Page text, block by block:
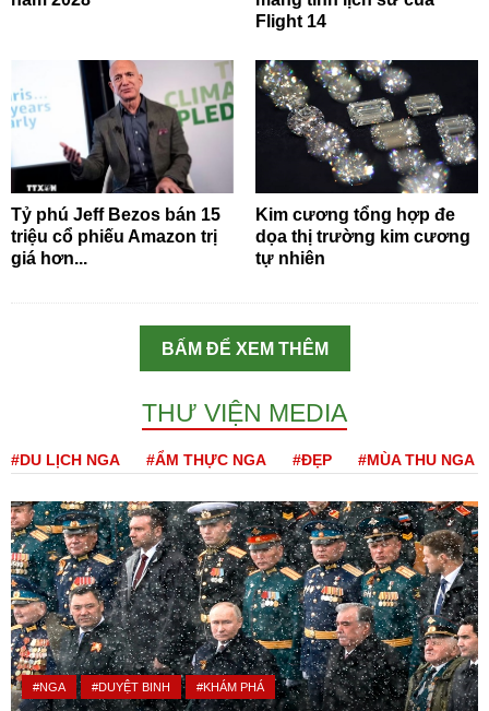
Flight 14
Tỷ phú Jeff Bezos bán 15
triệu cổ phiếu Amazon trị
giá hơn...
Kim cương tổng hợp đe
dọa thị trường kim cương
tự nhiên
BẤM ĐỂ XEM THÊM
THƯ VIỆN MEDIA
#DU LỊCH NGA #ẨM THỰC NGA #ĐẸP #MÙA THU NGA
#NGA #DUYỆT BINH #KHÁM PHÁ